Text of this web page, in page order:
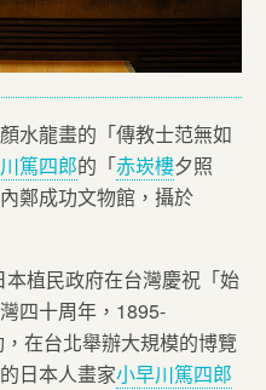
水龍畫的「傳教士范無如
篤四郎的「赤崁樓夕照
內鄭成功文物館，攝於
植民政府在台灣慶祝「始
四十周年，1895-
在台北舉辦大規模的博覽
日本人畫家小早川篤四郎